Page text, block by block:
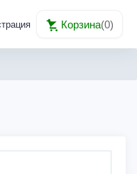
Корзина(0)